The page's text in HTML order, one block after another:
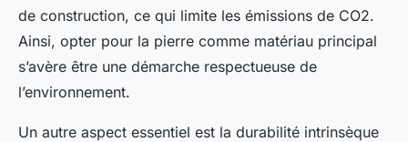
de construction, ce qui limite les émissions de CO2.
Ainsi, opter pour la pierre comme matériau principal
s’avère être une démarche respectueuse de
l’environnement.
Un autre aspect essentiel est la durabilité intrinsèque